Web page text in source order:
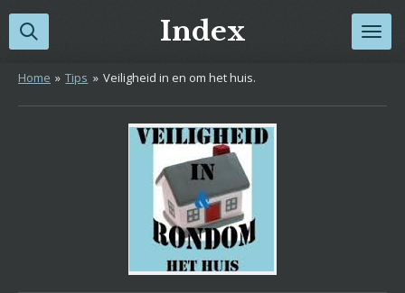
Ga
direct
de
Index
Home » Tips » Veiligheid in en om het huis.